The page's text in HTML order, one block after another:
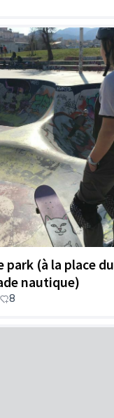
park (à la place du
nautique)
8